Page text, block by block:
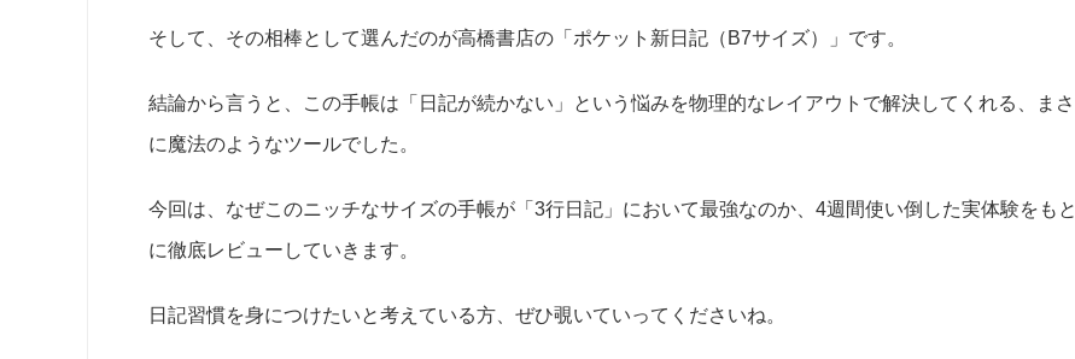
そして、その相棒として選んだのが高橋書店の「ポケット新日記（B7サイズ）」です。
結論から言うと、この手帳は「日記が続かない」という悩みを物理的なレイアウトで解決してくれる、まさ
に魔法のようなツールでした。
今回は、なぜこのニッチなサイズの手帳が「3行日記」において最強なのか、4週間使い倒した実体験をもと
に徹底レビューしていきます。
日記習慣を身につけたいと考えている方、ぜひ覗いていってくださいね。